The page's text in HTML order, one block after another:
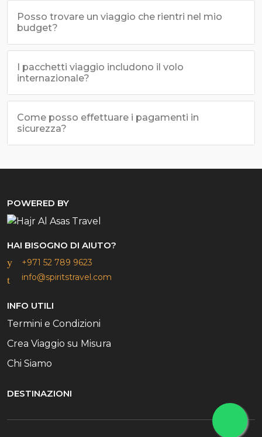
Posso trovare un viaggio che rientri nel mio
budget?
I pacchetti viaggio includono il volo
internazionale?
Come posso effettuare i pagamenti in
sicurezza?
POWERED BY
HAI BISOGNO DI AIUTO?
+971 52 789 9623
info@spiritstravel.com
INFO UTILI
Termini e Condizioni
Crea Viaggio su Misura
Chi Siamo
DESTINAZIONI